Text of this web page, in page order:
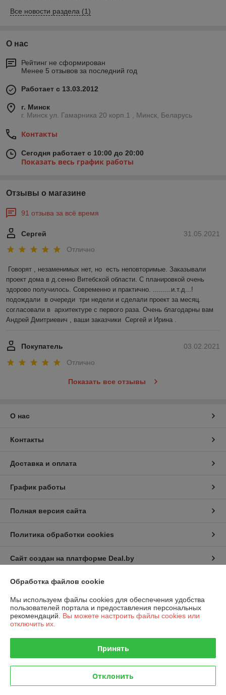
Все новости раздела (1)
О нас
Рейтинг не сформирован
Менее 5 отзывов за последний год
Работает с 13.03.2012
г. Минск
г. Минск ул. Гамарника 20 корп.1 , Минск, Беларусь
Контакты
Сегодня работает с 10:00 до 20:00
Показать весь график работы
Отзывы о магазине
91 отзыва за всё время
31.05.2021
Сергей
Отлично
Говорят , незаменимых нет, но  есть неповторимые. Заказывали
проект дома в д.сенно Витебской области. С планировкой очень
здорово получилось. Современно и практично. .........и.т.д...!
подождали  в очереди  три недели и сделали проект за месяц.
согласовали в  архитектуре с первого раза. Очень благодарны вам
Андрей Дмитриевич , ваши заказчики  Сергей и Ирина .
03.02.2021
Покупатель
Отлично
Показать все отзывы
О нас
Контакты
Доставка и оплата
График работы
Полная версия сайта
Политика обработки cookies
Сайт создан на платформе Deal.by
Индивидуальный предприниматель:ИП Русаленко Андрей
Беларусь, Минск, ул. Гамарника д. 20 корп.1
Регистрационный орган: Минский райисполком
Дата регистрации компании: 09.12.2015
Обработка файлов cookie
Мы используем файлы cookies для обеспечения удобства
пользователей портала и предоставления персональных
рекомендаций. Вы можете настроить файлы cookies или
отключить их.
Принять
Отклонить